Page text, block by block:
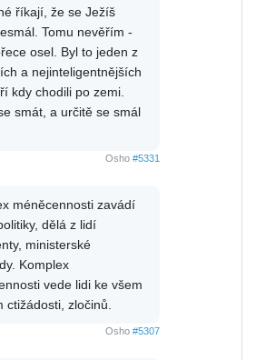
říkají, že se Ježíš
Tomu nevěřím -
osel. Byl to jeden z
a nejinteligentnějších
kdy chodili po zemi.
smát, a určitě se smál
Osho #5331
méněcennosti zavádí
dělá z lidí
ministerské
Komplex
vede lidi ke všem
ctižádosti, zločinů.
Osho #5307